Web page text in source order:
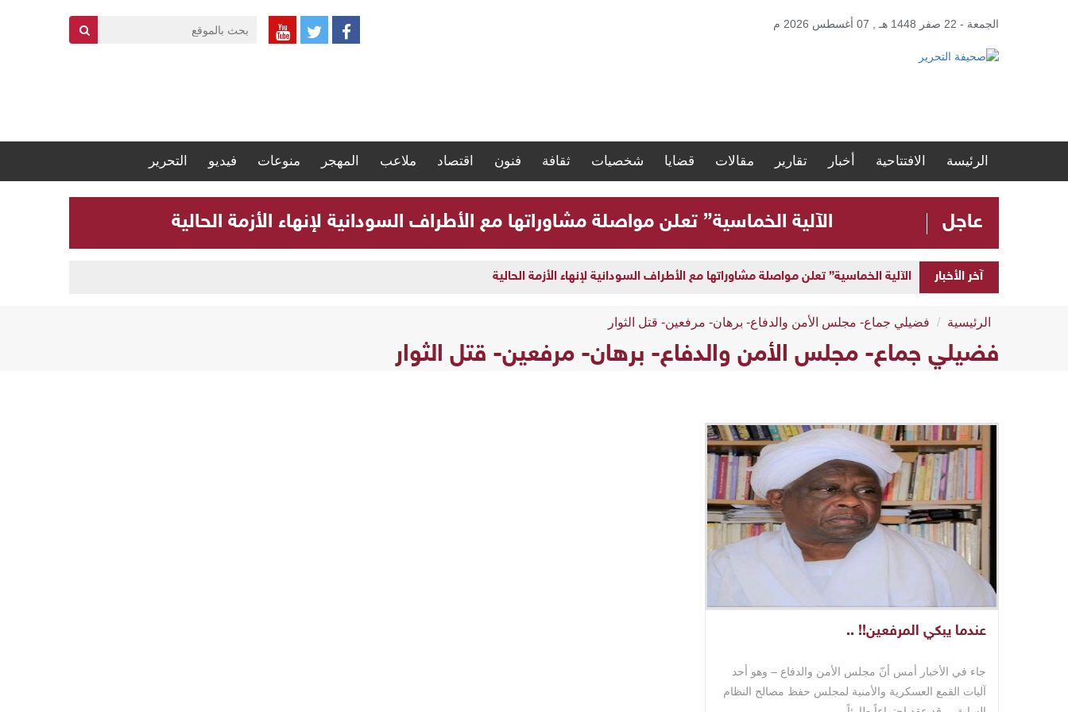
الجمعة - 22 صفر 1448 هـ , 07 أغسطس 2026 م
الرئيسة الافتتاحية أخبار تقارير مقالات قضايا شخصيات ثقافة فنون اقتصاد ملاعب المهجر منوعات فيديو التحرير
عاجل الآلية الخماسية” تعلن مواصلة مشاوراتها مع الأطراف السودانية لإنهاء الأزمة الحالية
آخر الأخبار الآلية الخماسية” تعلن مواصلة مشاوراتها مع الأطراف السودانية لإنهاء الأزمة الحالية
الرئيسية فضيلي جماع- مجلس الأمن والدفاع- برهان- مرفعين- قتل الثوار
فضيلي جماع- مجلس الأمن والدفاع- برهان- مرفعين- قتل الثوار
عندما يبكي المرفعين!! ..
جاء في الأخبار أمس أنّ مجلس الأمن والدفاع – وهو أحد
آليات القمع العسكرية والأمنية لمجلس حفظ مصالح النظام